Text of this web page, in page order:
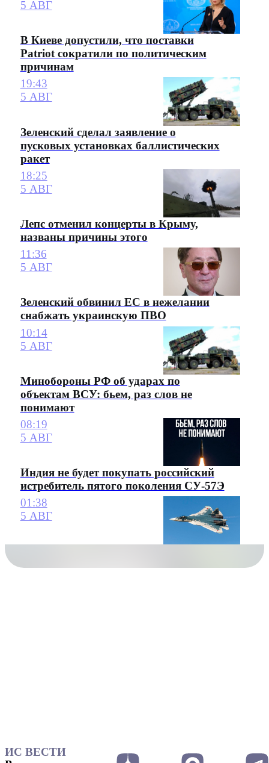
5 АВГ
В Киеве допустили, что поставки
Patriot сократили по политическим
причинам
19:43
5 АВГ
Зеленский сделал заявление о
пусковых установках баллистических
ракет
18:25
5 АВГ
Лепс отменил концерты в Крыму,
названы причины этого
11:36
5 АВГ
Зеленский обвинил ЕС в нежелании
снабжать украинскую ПВО
10:14
5 АВГ
Минобороны РФ об ударах по
объектам ВСУ: бьем, раз слов не
понимают
08:19
5 АВГ
Индия не будет покупать российский
истребитель пятого поколения СУ-57Э
01:38
5 АВГ
ИС ВЕСТИ